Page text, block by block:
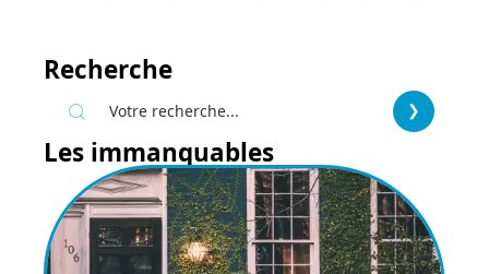
Recherche
Les immanquables